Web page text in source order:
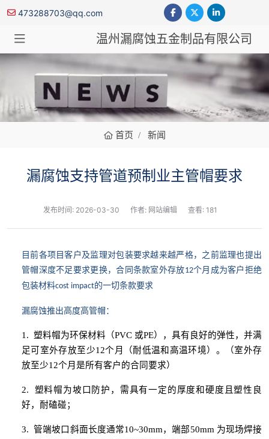
473288703@qq.com
温州漏腐蚀五金制品有限公司
新闻
首页 新闻
漏腐蚀支持管道预制业主管帽要求
发布时间: 2026-03-30 作者: 网站编辑 查看: 181
目前各项目客户及监理对包装要求越来越严格，之前监理也提出
管帽深度不足要求更换，合同条款室外存放12个月成为客户拒绝
包装材料cost impact的一切条款要求
漏腐蚀推出高度高管帽：
1. 塑料帽为环保材料（PVC 或PE），具有良好的弹性，并满
足可室外存放至少12个月（耐低温和高温环境）。（室外存
放至少12个月是所有客户的合同要求）
2. 塑料帽为坡口防护，需具有一定的厚度和硬度且塑性良
好，耐磕碰；
3.管端坡口斜面长度通常10~30mm，端部50mm 为现场焊接